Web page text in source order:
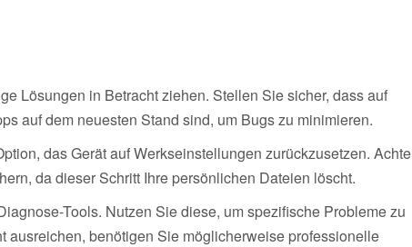
Lösungen in Betracht ziehen. Stellen Sie sicher, dass auf
auf dem neuesten Stand sind, um Bugs zu minimieren.
das Gerät auf Werkseinstellungen zurückzusetzen.
da dieser Schritt Ihre persönlichen Dateien löscht.
Tools. Nutzen Sie diese, um spezifische Probleme zu
benötigen Sie möglicherweise professionelle